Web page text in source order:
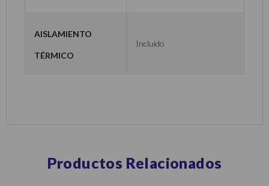
Aislamiento
térmico
Incluido
Productos Relacionados